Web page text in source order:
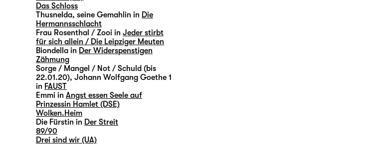
Das Schloss
Thusnelda, seine Gemahlin in Die
Hermannsschlacht
Frau Rosenthal / Zooi in Jeder stirbt
für sich allein / Die Leipziger Meuten
Biondella in Der Widerspenstigen
Zähmung
Sorge / Mangel / Not / Schuld (bis
22.01.20), Johann Wolfgang Goethe 1
in FAUST
Emmi in Angst essen Seele auf
Prinzessin Hamlet (DSE)
Wolken.Heim
Die Fürstin in Der Streit
89/90
Drei sind wir (UA)